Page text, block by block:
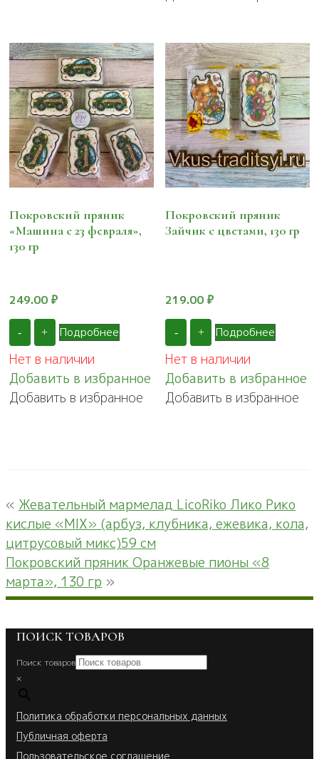
Покровский пряник
«Машина с 23 февраля»,
130 гр
249.00 ₽
- + Подробнее
Нет в наличии
Добавить в избранное
Добавить в избранное
Покровский пряник
Зайчик с цветами, 130 гр
219.00₽
- + Подробнее
Нет в наличии
Добавить в избранное
Добавить в избранное
« Жевательный мармелад LicoRiko Лико Рико
кислые «MIX» (арбуз, клубника, ежевика, кола,
цитрусовый микс)59 см
Покровский пряник Оранжевые пионы «8
марта», 130 гр »
ПОИСК ТОВАРОВ
Поиск товаров
×
Политика обработки персональных данных
Публичная оферта
Пользовательское соглашение